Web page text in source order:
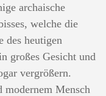
archaische
welche die
des heutigen
großes Gesicht und
vergrößern.
modernem Mensch